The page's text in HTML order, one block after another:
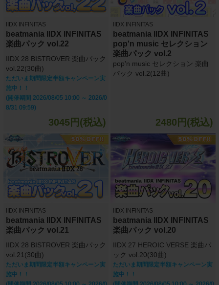
IIDX INFINITAS
beatmania IIDX INFINITAS
楽曲パック vol.22
IIDX 28 BISTROVER 楽曲パック
vol.22(30曲)
ただいま期間限定半額キャンペーン実
施中！！
(開催期間 2026/08/05 10:00 ～ 2026/0
8/31 09:59)
3045円(税込)
IIDX INFINITAS
beatmania IIDX INFINITAS
pop'n music セレクション
楽曲パック vol.2
pop'n music セレクション 楽曲
パック vol.2(12曲)
2480円(税込)
IIDX INFINITAS
beatmania IIDX INFINITAS
楽曲パック vol.21
IIDX 28 BISTROVER 楽曲パック
vol.21(30曲)
ただいま期間限定半額キャンペーン実
施中！！
IIDX INFINITAS
beatmania IIDX INFINITAS
楽曲パック vol.20
IIDX 27 HEROIC VERSE 楽曲パ
ック vol.20(30曲)
ただいま期間限定半額キャンペーン実
施中！！